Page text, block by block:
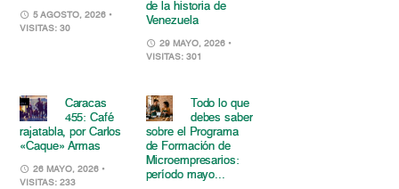
5 AGOSTO, 2026 •
VISITAS: 30
de la historia de
Venezuela
29 MAYO, 2026 •
VISITAS: 301
Caracas
455: Café
rajatabla, por Carlos
«Caque» Armas
26 MAYO, 2026 •
VISITAS: 233
Todo lo que
debes saber
sobre el Programa
de Formación de
Microempresarios:
período mayo...